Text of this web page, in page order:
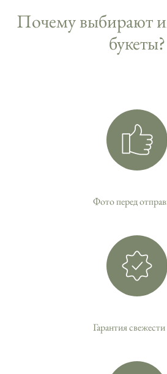
Почему выбирают
букеты?
Фото перед
Гарантия